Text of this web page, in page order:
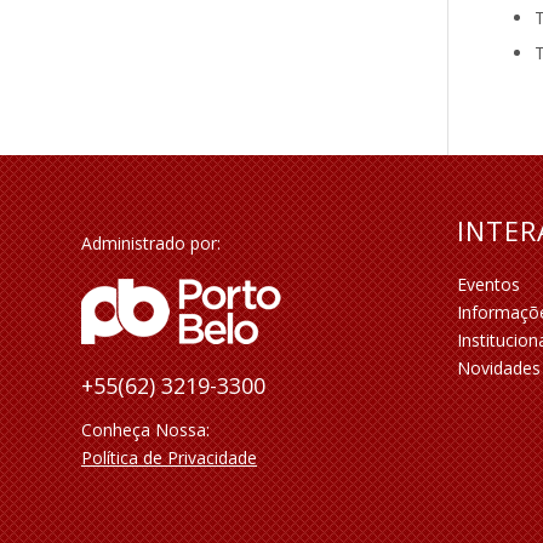
Administrado por:
+55(62) 3219-3300
Conheça Nossa:
Política de Privacidade
Eventos
Novidades